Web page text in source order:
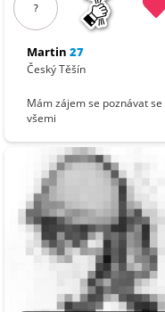
?
Martin 27
Český Těšín
Mám zájem se poznávat se
všemi